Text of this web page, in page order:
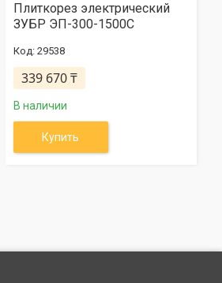
Плиткорез электрический
ЗУБР ЭП-300-1500C
29538
339 670 ₸
В наличии
Купить